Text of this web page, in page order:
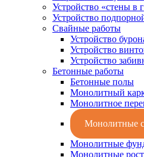
Устройство «стены в
Устройство
Свайные работы
Устройство
Устройство
Устройство
Бетонные работы
Бетонные полы
Монолитный
Монолитное
Монолитные
Монолитные
Монолитные